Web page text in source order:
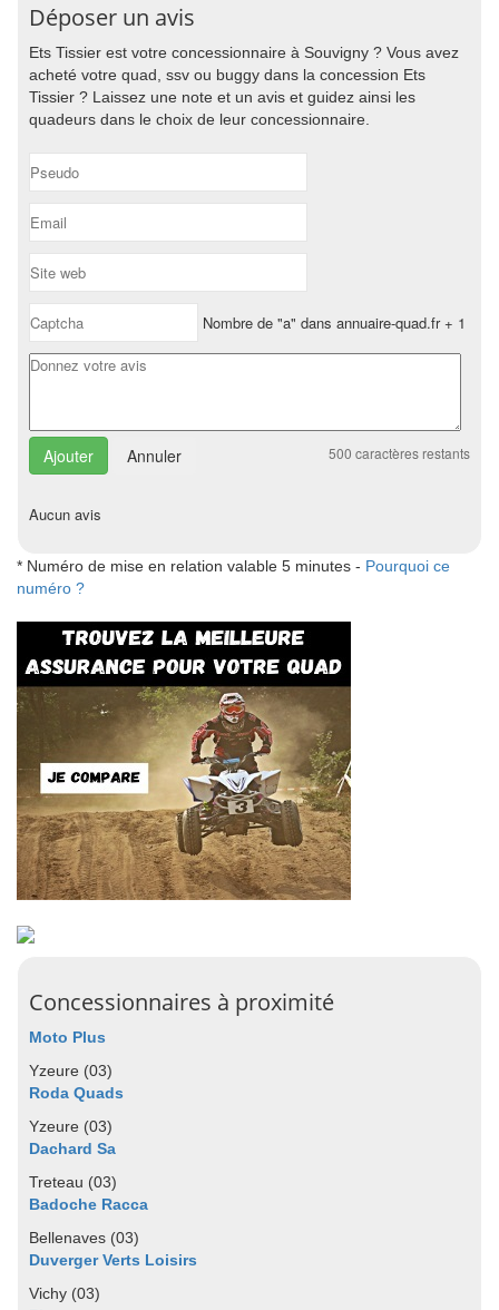
Déposer un avis
Ets Tissier est votre concessionnaire à Souvigny ? Vous avez
acheté votre quad, ssv ou buggy dans la concession Ets
Tissier ? Laissez une note et un avis et guidez ainsi les
quadeurs dans le choix de leur concessionnaire.
Nombre de "a" dans annuaire-quad.fr + 1
Annuler 500 caractères restants
Aucun avis
* Numéro de mise en relation valable 5 minutes - Pourquoi ce
numéro ?
Concessionnaires à proximité
Moto Plus
Yzeure (03)
Roda Quads
Yzeure (03)
Dachard Sa
Treteau (03)
Badoche Racca
Bellenaves (03)
Duverger Verts Loisirs
Vichy (03)